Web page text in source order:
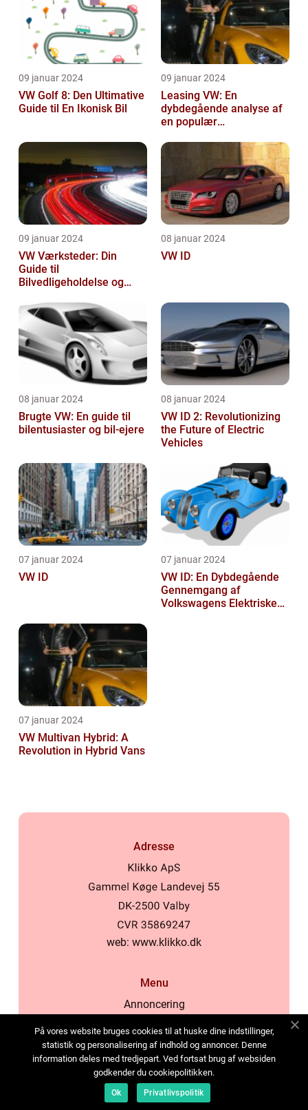
09 januar 2024
VW Golf 8: Den Ultimative
Guide til En Ikonisk Bil
09 januar 2024
Leasing VW: En
dybdegående analyse af
en populær
09 januar 2024
VW Værksteder: Din
Guide til
Bilvedligeholdelse og
08 januar 2024
VW ID
08 januar 2024
Brugte VW: En guide til
bilentusiaster og bil-ejere
08 januar 2024
VW ID 2: Revolutionizing
the Future of Electric
Vehicles
07 januar 2024
VW ID
07 januar 2024
VW ID: En Dybdegående
Gennemgang af
Volkswagens Elektriske
07 januar 2024
VW Multivan Hybrid: A
Revolution in Hybrid Vans
Adresse
web: www.klikko.dk
Menu
Annoncering
Cookies
Kontakt os
Sitemap
På vores website bruges cookies til at huske dine indstillinger,
statistik og personalisering af indhold og annoncer. Denne
information deles med tredjepart. Ved fortsat brug af websiden
godkender du cookiepolitikken.
Ok Privatlivspolitik